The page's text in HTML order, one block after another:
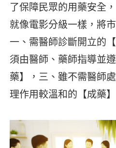
了保障民眾的用藥安全
就像電影分級一樣，將
一、需醫師診斷開立的
須由醫師、藥師指導並
藥】，三、雖不需醫師
理作用較溫和的【成藥】